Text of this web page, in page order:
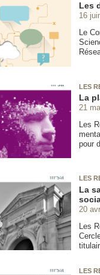
Les
16
Le
LES
La
21
Les
pour
LES
La
20
Les
LES